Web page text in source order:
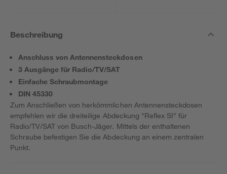
Beschreibung
Anschluss von Antennensteckdosen
3 Ausgänge für Radio/TV/SAT
Einfache Schraubmontage
DIN 45330
Zum Anschließen von herkömmlichen Antennensteckdosen
empfehlen wir die dreiteilige Abdeckung "Reflex SI" für
Radio/TV/SAT von Busch-Jäger. Mittels der enthaltenen
Schraube befestigen Sie die Abdeckung an einem zentralen
Punkt.